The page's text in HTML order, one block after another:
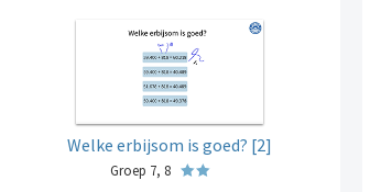
Welke erbijsom is goed? [2]
Groep 7, 8